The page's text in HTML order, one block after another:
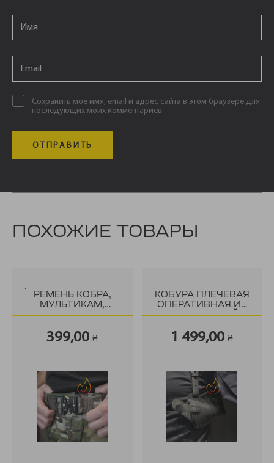
Email*
Email*
Сохранить моё имя, email и адрес сайта в этом браузере для
последующих моих комментариев.
ПОХОЖИЕ ТОВАРЫ
.
РЕМЕНЬ КОБРА,
МУЛЬТИКАМ,
PATRIOTS
399,00₴
.
КОБУРА ПЛЕЧЕВАЯ
ОПЕРАТИВНАЯ ИЗ
НАТУРАЛЬНОЙ
1 499,00 ₴